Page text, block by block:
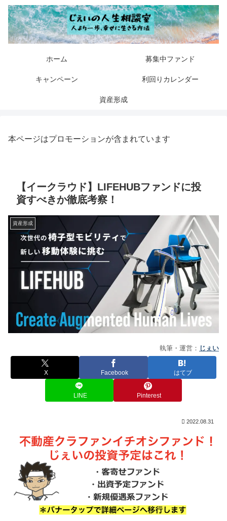
ホーム 募集中ファンド
キャンペーン 利回りカレンダー
資産形成
本ページはプロモーションが含まれています
【イークラウド】LIFEHUBファンドに投
資すべきか徹底考察！
資産形成
執筆・運営： じぇい
X Facebook はてブ
LINE Pinterest
2022.08.31